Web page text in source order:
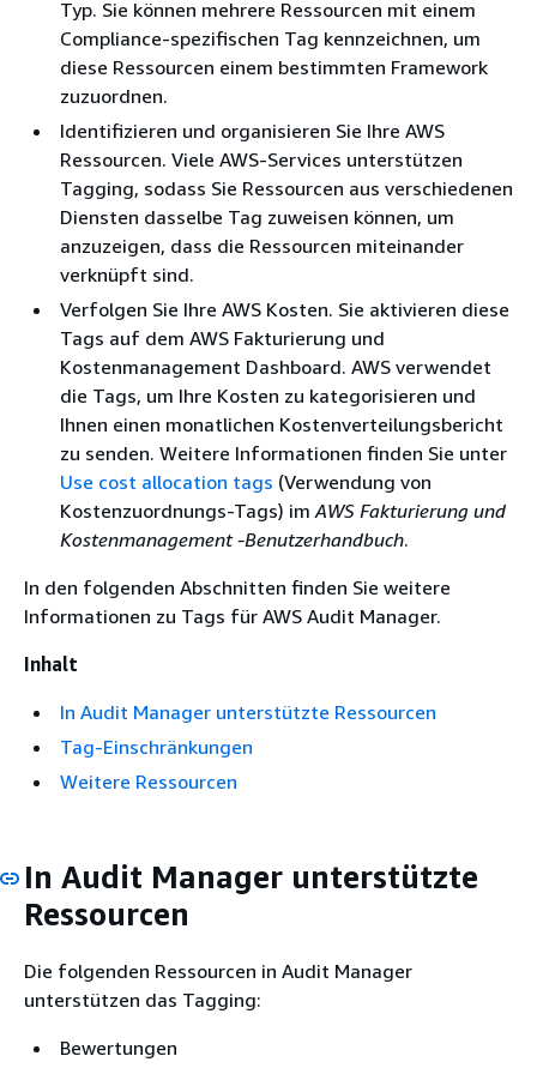
Typ. Sie können mehrere Ressourcen mit einem
Compliance-spezifischen Tag kennzeichnen, um
diese Ressourcen einem bestimmten Framework
zuzuordnen.
Identifizieren und organisieren Sie Ihre AWS
Ressourcen. Viele AWS-Services unterstützen
Tagging, sodass Sie Ressourcen aus verschiedenen
Diensten dasselbe Tag zuweisen können, um
anzuzeigen, dass die Ressourcen miteinander
verknüpft sind.
Verfolgen Sie Ihre AWS Kosten. Sie aktivieren diese
Tags auf dem AWS Fakturierung und
Kostenmanagement Dashboard. AWS verwendet
die Tags, um Ihre Kosten zu kategorisieren und
Ihnen einen monatlichen Kostenverteilungsbericht
zu senden. Weitere Informationen finden Sie unter
Use cost allocation tags (Verwendung von
Kostenzuordnungs-Tags) imAWS Fakturierung und
Kostenmanagement -Benutzerhandbuch.
In den folgenden Abschnitten finden Sie weitere
Informationen zu Tags für AWS Audit Manager.
Inhalt
In Audit Manager unterstützte Ressourcen
Tag-Einschränkungen
Weitere Ressourcen
In Audit Manager unterstützte
Ressourcen
Die folgenden Ressourcen in Audit Manager
unterstützen das Tagging:
Bewertungen